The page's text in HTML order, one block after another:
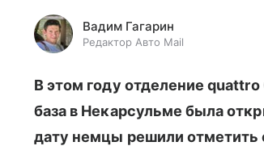
Вадим Гагарин
Редактор Авто Mail
В этом году отделение
база в Некарсульме была
дату немцы решили отметить